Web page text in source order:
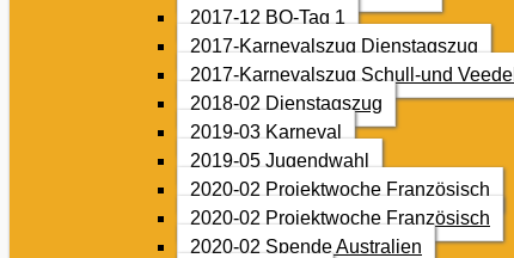
2017-12 BO-Tag 1
2017-Karnevalszug Dienstagszug
2017-Karnevalszug Schull-und Veedel
2018-02 Dienstagszug
2019-03 Karneval
2019-05 Jugendwahl
2020-02 Projektwoche Französisch
2020-02 Projektwoche Französisch
2020-02 Spende Australien